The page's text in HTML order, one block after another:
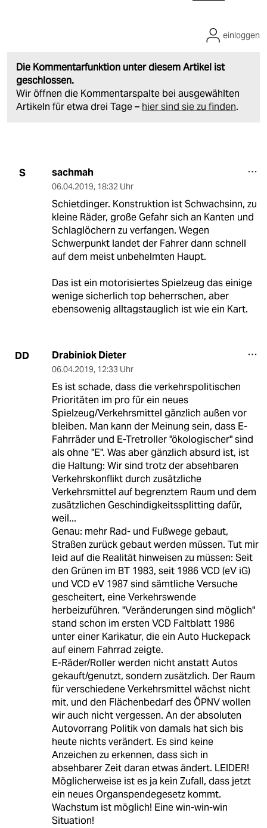
Die Kommentarfunktion unter diesem Artikel ist
geschlossen.
Wir öffnen die Kommentarspalte bei ausgewählten
Artikeln für etwa drei Tage – hier sind sie zu finden.
einloggen
S sachmah
06.04.2019, 18:32 Uhr
Schietdinger. Konstruktion ist Schwachsinn, zu
kleine Räder, große Gefahr sich an Kanten und
Schlaglöchern zu verfangen. Wegen
Schwerpunkt landet der Fahrer dann schnell
auf dem meist unbehelmten Haupt.
Das ist ein motorisiertes Spielzeug das einige
wenige sicherlich top beherrschen, aber
ebensowenig alltagstauglich ist wie ein Kart.
DD Drabiniok Dieter
06.04.2019, 12:33 Uhr
Es ist schade, dass die verkehrspolitischen
Prioritäten im pro für ein neues
Spielzeug/Verkehrsmittel gänzlich außen vor
bleiben. Man kann der Meinung sein, dass E-
Fahrräder und E-Tretroller "ökologischer" sind
als ohne "E". Was aber gänzlich absurd ist, ist
die Haltung: Wir sind trotz der absehbaren
Verkehrskonflikt durch zusätzliche
Verkehrsmittel auf begrenztem Raum und dem
zusätzlichen Geschindigkeitssplitting dafür,
weil...
Genau: mehr Rad- und Fußwege gebaut,
Straßen zurück gebaut werden müssen. Tut mir
leid auf die Realität hinweisen zu müssen: Seit
den Grünen im BT 1983, seit 1986 VCD (eV iG)
und VCD eV 1987 sind sämtliche Versuche
gescheitert, eine Verkehrswende
herbeizuführen. "Veränderungen sind möglich"
stand schon im ersten VCD Faltblatt 1986
unter einer Karikatur, die ein Auto Huckepack
auf einem Fahrrad zeigte.
E-Räder/Roller werden nicht anstatt Autos
gekauft/genutzt, sondern zusätzlich. Der Raum
für verschiedene Verkehrsmittel wächst nicht
mit, und den Flächenbedarf des ÖPNV wollen
wir auch nicht vergessen. An der absoluten
Autovorrang Politik von damals hat sich bis
heute nichts verändert. Es sind keine
Anzeichen zu erkennen, dass sich in
absehbarer Zeit daran etwas ändert. LEIDER!
Möglicherweise ist es ja kein Zufall, dass jetzt
ein neues Organspendegesetz kommt.
Wachstum ist möglich! Eine win-win-win
Situation!